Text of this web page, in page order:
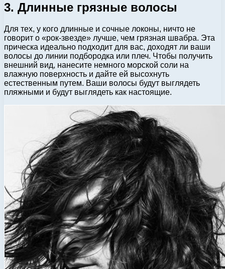
3. Длинные грязные волосы
Для тех, у кого длинные и сочные локоны, ничто не
говорит о «рок-звезде» лучше, чем грязная швабра. Эта
прическа идеально подходит для вас, доходят ли ваши
волосы до линии подбородка или плеч. Чтобы получить
внешний вид, нанесите немного морской соли на
влажную поверхность и дайте ей высохнуть
естественным путем. Ваши волосы будут выглядеть
пляжными и будут выглядеть как настоящие.